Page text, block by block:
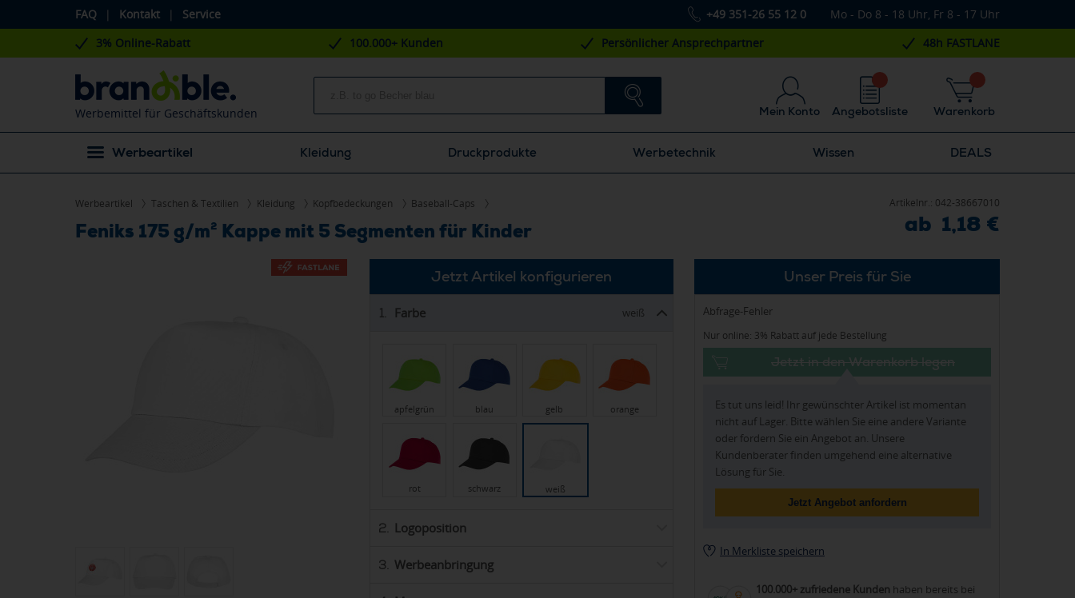
FAQ | Kontakt | Service +49 351-26 55 12 0 Mo - Do 8 - 18 Uhr, Fr 8 - 17 Uhr
3% Online-Rabatt 100.000+ Kunden Persönlicher Ansprechpartner 48h FASTLANE
Werbemittel für Geschäftskunden Mein Konto Warenkorb
Angebotsliste
Werbeartikel Kleidung Druckprodukte Werbetechnik Wissen DEALS
Werbeartikel Taschen & Textilien Kleidung Kopfbedeckungen Baseball-Caps
Feniks 175 g/m² Kappe mit 5 Segmenten für Kinder
Artikelnr.: 042-38667010
ab 1,18 €
Jetzt Artikel konfigurieren
1. Farbe weiß
apfelgrün blau gelb orange
rot schwarz weiß
2. Logoposition
3. Werbeanbringung
Unser Preis für Sie
Abfrage-Fehler
Nur online: 3% Rabatt auf jede Bestellung
Jetzt in den Warenkorb legen
Es tut uns leid! Ihr gewünschter Artikel ist momentan
nicht auf Lager. Bitte wählen Sie eine andere Variante
oder fordern Sie ein Angebot an. Unsere
Kundenberater finden umgehend eine alternative
Lösung für Sie.
Jetzt Angebot anfordern
In Merkliste speichern
100.000+ zufriedene Kunden haben bereits bei